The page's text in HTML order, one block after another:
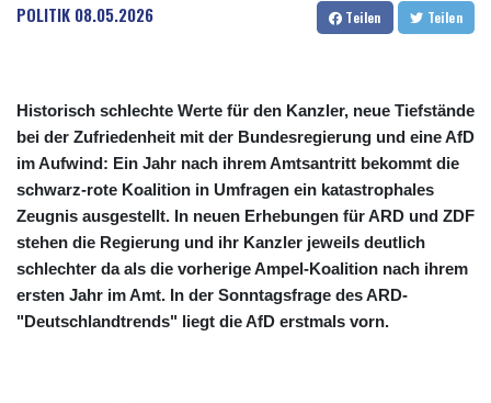
POLITIK 08.05.2026 Teilen Teilen
Historisch schlechte Werte für den Kanzler, neue Tiefstände
bei der Zufriedenheit mit der Bundesregierung und eine AfD
im Aufwind: Ein Jahr nach ihrem Amtsantritt bekommt die
schwarz-rote Koalition in Umfragen ein katastrophales
Zeugnis ausgestellt. In neuen Erhebungen für ARD und ZDF
stehen die Regierung und ihr Kanzler jeweils deutlich
schlechter da als die vorherige Ampel-Koalition nach ihrem
ersten Jahr im Amt. In der Sonntagsfrage des ARD-
"Deutschlandtrends" liegt die AfD erstmals vorn.